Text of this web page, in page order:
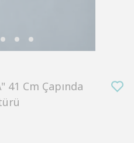
41 Cm Çapında